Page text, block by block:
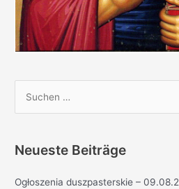
h
n
Neueste Beiträge
Ogłoszenia duszpasterskie –